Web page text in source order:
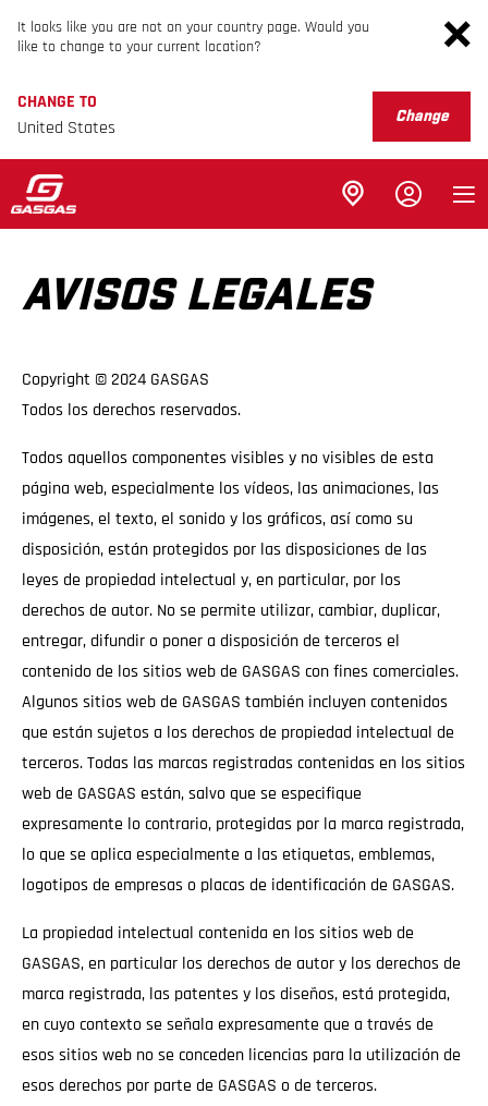
It looks like you are not on your country page. Would you
like to change to your current location?
CHANGE TO
United States
Change
AVISOS LEGALES
Copyright © 2024 GASGAS
Todos los derechos reservados.
Todos aquellos componentes visibles y no visibles de esta
página web, especialmente los vídeos, las animaciones, las
imágenes, el texto, el sonido y los gráficos, así como su
disposición, están protegidos por las disposiciones de las
leyes de propiedad intelectual y, en particular, por los
derechos de autor. No se permite utilizar, cambiar, duplicar,
entregar, difundir o poner a disposición de terceros el
contenido de los sitios web de GASGAS con fines comerciales.
Algunos sitios web de GASGAS también incluyen contenidos
que están sujetos a los derechos de propiedad intelectual de
terceros. Todas las marcas registradas contenidas en los sitios
web de GASGAS están, salvo que se especifique
expresamente lo contrario, protegidas por la marca registrada,
lo que se aplica especialmente a las etiquetas, emblemas,
logotipos de empresas o placas de identificación de GASGAS.
La propiedad intelectual contenida en los sitios web de
GASGAS, en particular los derechos de autor y los derechos de
marca registrada, las patentes y los diseños, está protegida,
en cuyo contexto se señala expresamente que a través de
esos sitios web no se conceden licencias para la utilización de
esos derechos por parte de GASGAS o de terceros.